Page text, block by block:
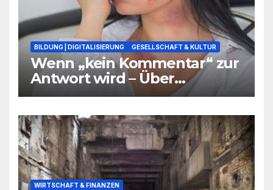
BILDUNG | DIGITALISIERUNG GESELLSCHAFT & KULTUR
Wenn „kein Kommentar“ zur
Antwort wird – Über
Warnsignale aus Schulen, die
WIRTSCHAFT & FINANZEN